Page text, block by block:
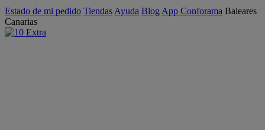
Estado de mi pedido Tiendas Ayuda Blog App Conforama Baleares
Canarias